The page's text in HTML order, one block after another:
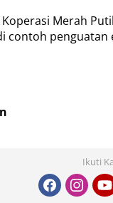
Merah
contoh penguatan
Ikuti